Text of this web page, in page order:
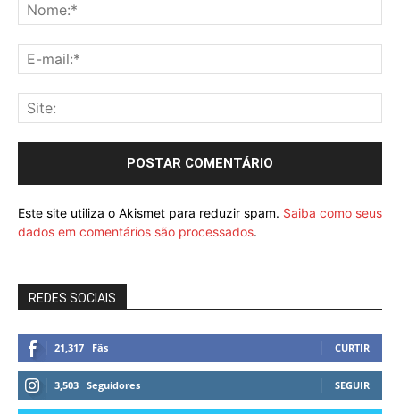
Este site utiliza o Akismet para reduzir spam. Saiba como seus
dados em comentários são processados.
REDES SOCIAIS
21,317 Fãs CURTIR
3,503 Seguidores SEGUIR